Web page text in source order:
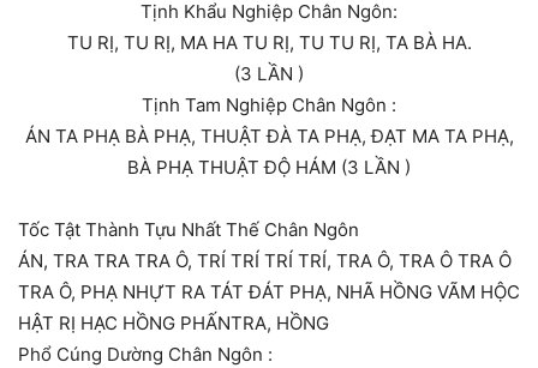
Tịnh Khẩu Nghiệp Chân Ngôn:
TU RỊ, TU RỊ, MA HA TU RỊ, TU TU RỊ, TA BÀ HA.
(3 LẦN )
Tịnh Tam Nghiệp Chân Ngôn :
ÁN TA PHẠ BÀ PHẠ, THUẬT ĐÀ TA PHẠ, ĐẠT MA TA PHẠ,
BÀ PHẠ THUẬT ĐỘ HÁM (3 LẦN )
Tốc Tật Thành Tựu Nhất Thế Chân Ngôn
ÁN, TRA TRA TRA Ô, TRÍ TRÍ TRÍ TRÍ, TRA Ô, TRA Ô TRA Ô
TRA Ô, PHẠ NHỰT RA TÁT ĐÁT PHẠ, NHÃ HỒNG VÃM HỘC
HẬT RỊ HẠC HỒNG PHẤNTRA, HỒNG
Phổ Cúng Dường Chân Ngôn :